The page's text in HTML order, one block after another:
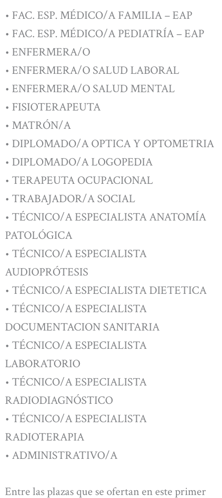
• FAC. ESP. MÉDICO/A FAMILIA – EAP
• FAC. ESP. MÉDICO/A PEDIATRÍA – EAP
• ENFERMERA/O
• ENFERMERA/O SALUD LABORAL
• ENFERMERA/O SALUD MENTAL
• FISIOTERAPEUTA
• MATRÓN/A
• DIPLOMADO/A OPTICA Y OPTOMETRIA
• DIPLOMADO/A LOGOPEDIA
• TERAPEUTA OCUPACIONAL
• TRABAJADOR/A SOCIAL
• TÉCNICO/A ESPECIALISTA ANATOMÍA
PATOLÓGICA
• TÉCNICO/A ESPECIALISTA
AUDIOPRÓTESIS
• TÉCNICO/A ESPECIALISTA DIETETICA
• TÉCNICO/A ESPECIALISTA
DOCUMENTACION SANITARIA
• TÉCNICO/A ESPECIALISTA
LABORATORIO
• TÉCNICO/A ESPECIALISTA
RADIODIAGNÓSTICO
• TÉCNICO/A ESPECIALISTA
RADIOTERAPIA
• ADMINISTRATIVO/A
Entre las plazas que se ofertan en este primer